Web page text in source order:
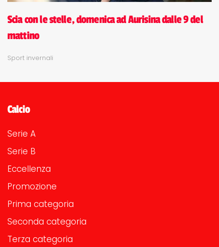
Scia con le stelle, domenica ad Aurisina dalle 9 del
mattino
Sport invernali
Calcio
Serie A
Serie B
Eccellenza
Promozione
Prima categoria
Seconda categoria
Terza categoria